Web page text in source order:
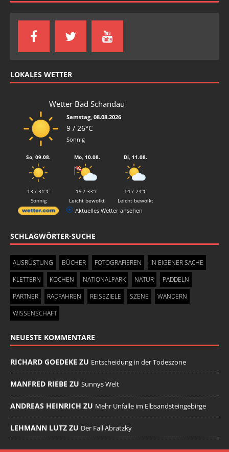
LOKALES WETTER
Wetter Bad Schandau
Samstag, 08.08.2026
9 / 26°C
Sonnig
So, 09.08.
13 / 31°C
Sonnig
Mo, 10.08.
19 / 33°C
Leicht bewölkt
Di, 11.08.
14 / 24°C
Leicht bewölkt
Aktuelles Wetter ansehen
SCHLAGWÖRTER-SUCHE
AUSRÜSTUNG BÜCHER FOTOGRAFIEREN
IN EIGENER SACHE
KLETTERN
KOCHEN NATIONALPARK NATUR
PADDELN
PARTNER
RADFAHREN REISEZIELE SZENE
WANDERN
WISSENSCHAFT
NEUESTE KOMMENTARE
RICHARD GOEDEKE ZU Entscheidung in der Todeszone
MANFRED RIEBE ZU Sunnys Welt
ANDREAS HEINRICH ZU Mehr Unfälle im Elbsandsteingebirge
LEHMANN LUTZ ZU Der Fall Abratzky